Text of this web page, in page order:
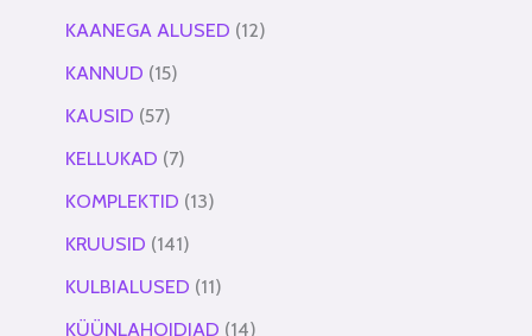
KAANEGA ALUSED 12
KANNUD 15
KAUSID 57
KELLUKAD 7
KOMPLEKTID 13
KRUUSID 141
KULBIALUSED 11
KÜÜNLAHOIDJAD 14